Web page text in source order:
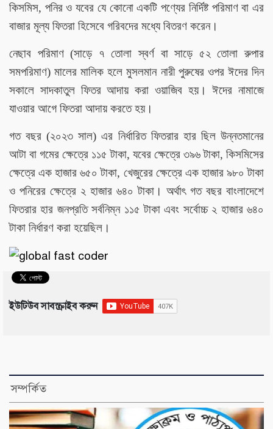
কিসমিস, পনির ও যবের যে কোনো একটি পণ্যের নির্দিষ্ট পরিমাণ বা এর
বাজার মূল্য ফিতরা হিসেবে গরিবদের মধ্যে বিতরণ করেন।
নেছাব পরিমাণ (সাড়ে ৭ তোলা স্বর্ণ বা সাড়ে ৫২ তোলা রুপার
সমপরিমাণ) মালের মালিক হলে মুসলমান নারী পুরুষের ওপর ঈদের দিন
সকালে সাদকাতুল ফিতর আদায় করা ওয়াজিব হয়। ঈদের নামাজে
যাওয়ার আগে ফিতরা আদায় করতে হয়।
গত বছর (২০২৩ সাল) এর নির্ধারিত ফিতরার হার ছিল উন্নতমানের
আটা বা গমের ক্ষেত্রে ১১৫ টাকা, যবের ক্ষেত্রে ৩৯৬ টাকা, কিসমিসের
ক্ষেত্রে এক হাজার ৬৫০ টাকা, খেজুরের ক্ষেত্রে এক হাজার ৯৮০ টাকা
ও পনিরের ক্ষেত্রে ২ হাজার ৬৪০ টাকা। অর্থাৎ গত বছর বাংলাদেশে
ফিতরার হার জনপ্রতি সর্বনিম্ন ১১৫ টাকা এবং সর্বোচ্চ ২ হাজার ৬৪০
টাকা নির্ধারণ করা হয়েছিল।
ইউটিউব সাবস্ক্রাইব করুন
সম্পর্কিত